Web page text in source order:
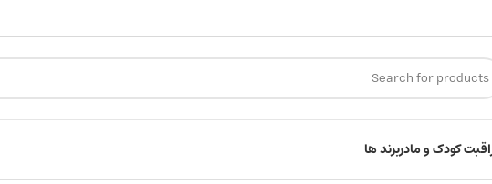
هدیه برای خرید های بالای ۵ ارسال رایگان برای خرید ۳.۵ میلیون به یالا
کودک و مادربرند ها